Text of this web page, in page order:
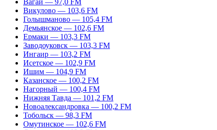
Вагай — 97,0 FM
Викулово — 103,6 FM
Голышманово — 105,4 FM
Демьянское — 102,6 FM
Ермаки — 103,3 FM
Заводоуковск — 103,3 FM
Ингаир — 103,2 FM
Исетское — 102,9 FM
Ишим — 104,9 FM
Казанское — 100,2 FM
Нагорный — 100,4 FM
Нижняя Тавда — 101,2 FM
Новоалександровка — 100,2 FM
Тобольск — 98,3 FM
Омутинское — 102,6 FM